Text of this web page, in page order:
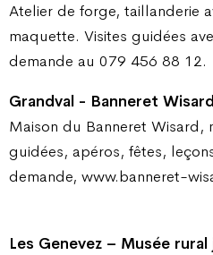
Atelier de forge, taillanderie
maquette. Visites guidées
demande au 079 456 88 12.
Grandval - Banneret Wisard
Maison du Banneret Wisard,
guidées, apéros, fêtes,
demande, www.banneret-
Les Genevez – Musée rural